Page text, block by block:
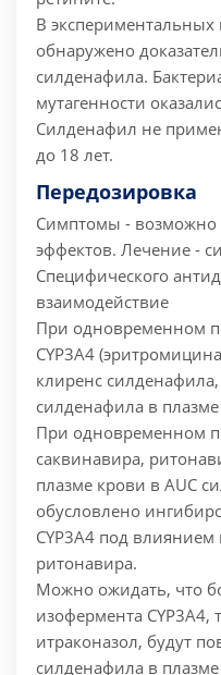
В экспериментальных
обнаружено
силденафила.
мутагенности
Силденафил не
до 18 лет.
Передозировка
Симптомы - возможно
эффектов. Лечение -
Специфического
взаимодействие
При одновременном
CYP3A4
клиренс
силденафила в
При одновременном
саквинавира,
плазме крови в AUC
обусловлено
CYP3A4 под
ритонавира.
Можно ожидать, что
изофермента CYP3A4,
итраконазол, будут
силденафила в